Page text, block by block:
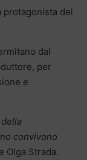
protagonista del
dal
per
e
convivono
Olga Strada.